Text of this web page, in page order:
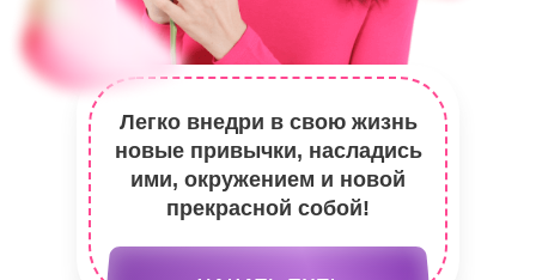
Легко внедри в свою жизнь
новые привычки, насладись
ими, окружением и новой
прекрасной собой!